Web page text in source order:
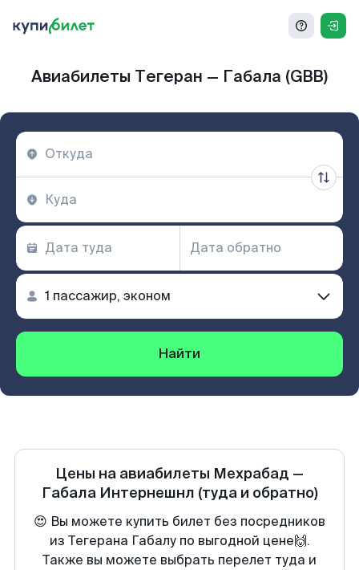
Авиабилеты Тегеран — Габала (GBB)
Найти
Цены на авиабилеты Мехрабад —
Габала Интернешнл (туда и обратно)
😍 Вы можете купить билет без посредников
из Тегерана Габалу по выгодной цене🙌.
Также вы можете выбрать перелет туда и